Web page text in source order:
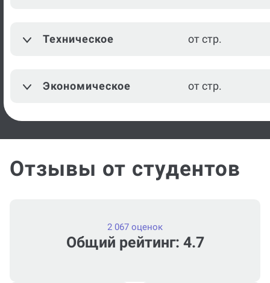
История Древнего мира
Техническое от стр.
Экономическое от стр.
Отзывы от студентов
Общий рейтинг: 4.7
2 067 оценок